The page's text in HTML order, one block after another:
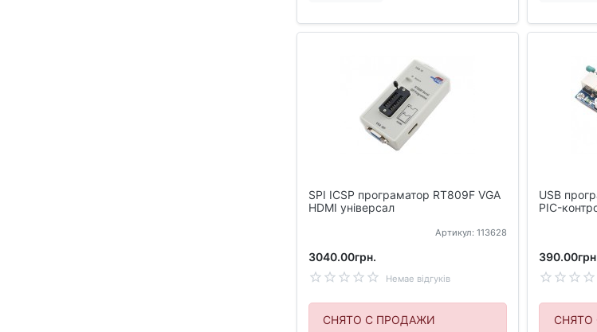
SPI ICSP програматор RT809F VGA
HDMI універсал
Артикул: 113628
3040.00грн.
Немае відгуків
СНЯТО С ПРОДАЖИ
USB
PIC-